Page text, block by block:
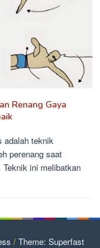
Renang Gaya
adalah teknik
perenang saat
ini melibatkan
/ Theme: Superfast